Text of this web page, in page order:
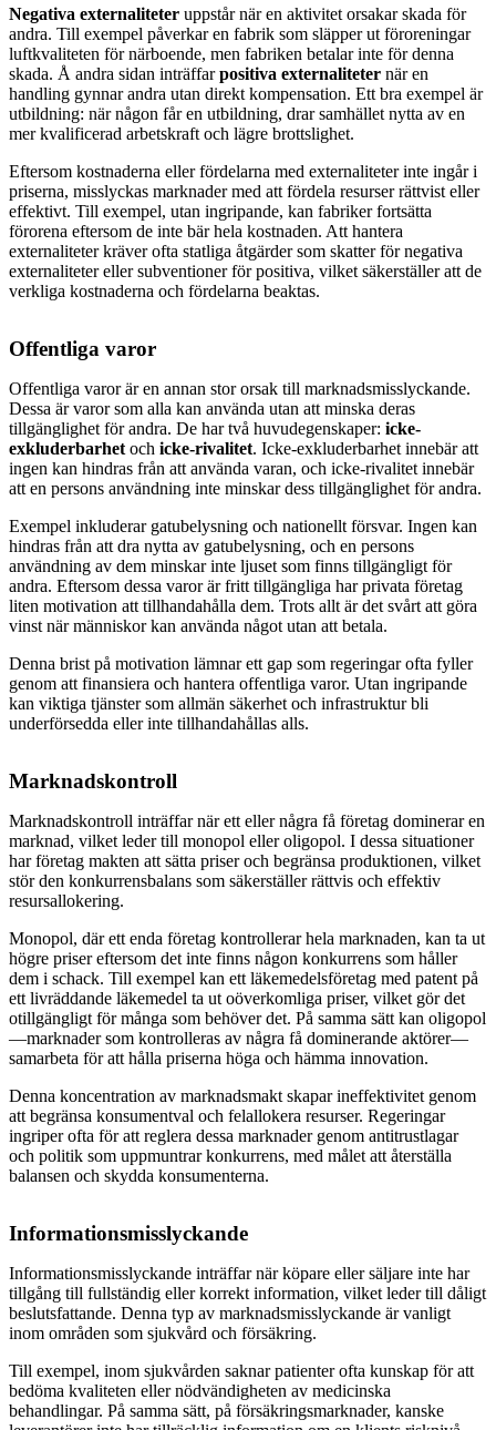
Negativa externaliteter uppstår när en aktivitet orsakar skada för
andra. Till exempel påverkar en fabrik som släpper ut föroreningar
luftkvaliteten för närboende, men fabriken betalar inte för denna
skada. Å andra sidan inträffarpositiva externaliteter när en
handling gynnar andra utan direkt kompensation. Ett bra exempel är
utbildning: när någon får en utbildning, drar samhället nytta av en
mer kvalificerad arbetskraft och lägre brottslighet.
Eftersom kostnaderna eller fördelarna med externaliteter inte ingår i
priserna, misslyckas marknader med att fördela resurser rättvist eller
effektivt. Till exempel, utan ingripande, kan fabriker fortsätta
förorena eftersom de inte bär hela kostnaden. Att hantera
externaliteter kräver ofta statliga åtgärder som skatter för negativa
externaliteter eller subventioner för positiva, vilket säkerställer att de
verkliga kostnaderna och fördelarna beaktas.
Offentliga varor
Offentliga varor är en annan stor orsak till marknadsmisslyckande.
Dessa är varor som alla kan använda utan att minska deras
tillgänglighet för andra. De har två huvudegenskaper: icke-
exkluderbarhet och icke-rivalitet. Icke-exkluderbarhet innebär att
ingen kan hindras från att använda varan, och icke-rivalitet innebär
att en persons användning inte minskar dess tillgänglighet för andra.
Exempel inkluderar gatubelysning och nationellt försvar. Ingen kan
hindras från att dra nytta av gatubelysning, och en persons
användning av dem minskar inte ljuset som finns tillgängligt för
andra. Eftersom dessa varor är fritt tillgängliga har privata företag
liten motivation att tillhandahålla dem. Trots allt är det svårt att göra
vinst när människor kan använda något utan att betala.
Denna brist på motivation lämnar ett gap som regeringar ofta fyller
genom att finansiera och hantera offentliga varor. Utan ingripande
kan viktiga tjänster som allmän säkerhet och infrastruktur bli
underförsedda eller inte tillhandahållas alls.
Marknadskontroll
Marknadskontroll inträffar när ett eller några få företag dominerar en
marknad, vilket leder till monopol eller oligopol. I dessa situationer
har företag makten att sätta priser och begränsa produktionen, vilket
stör den konkurrensbalans som säkerställer rättvis och effektiv
resursallokering.
Monopol, där ett enda företag kontrollerar hela marknaden, kan ta ut
högre priser eftersom det inte finns någon konkurrens som håller
dem i schack. Till exempel kan ett läkemedelsföretag med patent på
ett livräddande läkemedel ta ut oöverkomliga priser, vilket gör det
otillgängligt för många som behöver det. På samma sätt kan oligopol
—marknader som kontrolleras av några få dominerande aktörer—
samarbeta för att hålla priserna höga och hämma innovation.
Denna koncentration av marknadsmakt skapar ineffektivitet genom
att begränsa konsumentval och felallokera resurser. Regeringar
ingriper ofta för att reglera dessa marknader genom antitrustlagar
och politik som uppmuntrar konkurrens, med målet att återställa
balansen och skydda konsumenterna.
Informationsmisslyckande
Informationsmisslyckande inträffar när köpare eller säljare inte har
tillgång till fullständig eller korrekt information, vilket leder till dåligt
beslutsfattande. Denna typ av marknadsmisslyckande är vanligt
inom områden som sjukvård och försäkring.
Till exempel, inom sjukvården saknar patienter ofta kunskap för att
bedöma kvaliteten eller nödvändigheten av medicinska
behandlingar. På samma sätt, på försäkringsmarknader, kanske